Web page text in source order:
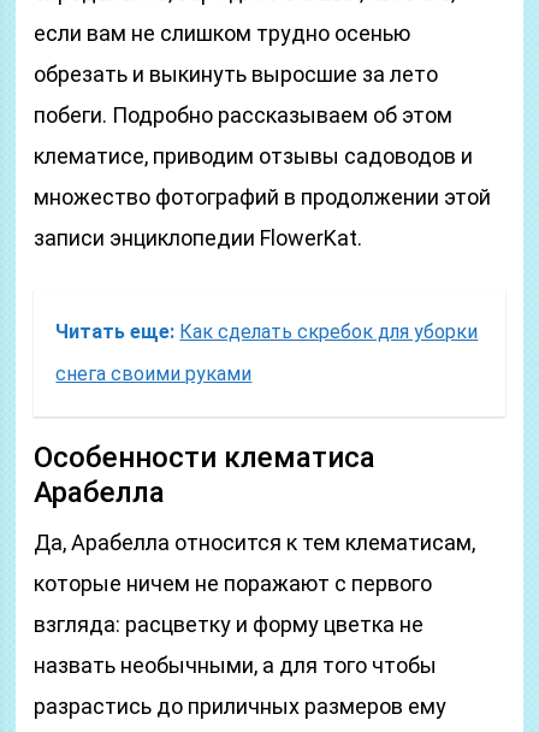
если вам не слишком трудно осенью
обрезать и выкинуть выросшие за лето
побеги. Подробно рассказываем об этом
клематисе, приводим отзывы садоводов и
множество фотографий в продолжении этой
записи энциклопедии FlowerKat.
Читать еще: Как сделать скребок для уборки
снега своими руками
Особенности клематиса
Арабелла
​Да, Арабелла относится к тем клематисам,
которые ничем не поражают с первого
взгляда: расцветку и форму цветка не
назвать необычными, а для того чтобы
разрастись до приличных размеров ему